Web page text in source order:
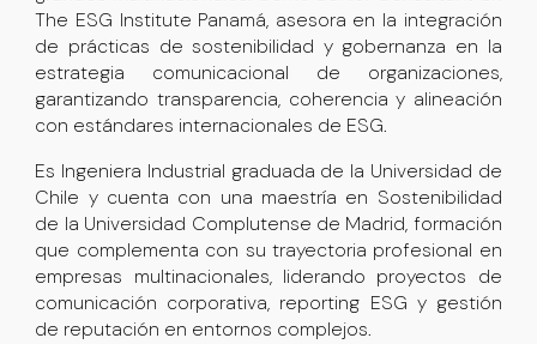
The ESG Institute Panamá, asesora en la integración
de prácticas de sostenibilidad y gobernanza en la
estrategia comunicacional de organizaciones,
garantizando transparencia, coherencia y alineación
con estándares internacionales de ESG.
Es Ingeniera Industrial graduada de la Universidad de
Chile y cuenta con una maestría en Sostenibilidad
de la Universidad Complutense de Madrid, formación
que complementa con su trayectoria profesional en
empresas multinacionales, liderando proyectos de
comunicación corporativa, reporting ESG y gestión
de reputación en entornos complejos.